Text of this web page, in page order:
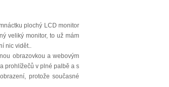
plochý LCD monitor
veliký monitor, to už mám
nic vidět..
obrazovkou a webovým
prohlížečů v plné palbě a s
protože současné